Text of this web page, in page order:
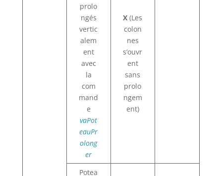
prolo
ngés
vertic
alem
ent
avec
la
com
mand
e
vaPot
eauPr
olong
er
X (Les
colon
nes
s’ouvr
ent
sans
prolo
ngem
ent)
Potea